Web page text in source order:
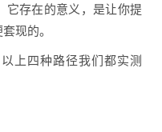
它存在的意义，是让你提
现的。
上四种路径我们都实测